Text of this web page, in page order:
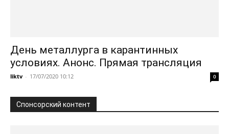
День металлурга в карантинных
условиях. Анонс. Прямая трансляция
liktv - 17/07/2020 10:12 0
Спонсорский контент